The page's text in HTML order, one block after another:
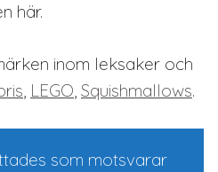
här.
inom leksaker och
LEGO Squishmallows.
som motsvarar